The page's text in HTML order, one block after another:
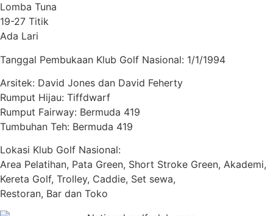
Lomba Tuna
19-27 Titik
Ada Lari
Tanggal Pembukaan Klub Golf Nasional: 1/1/1994
Arsitek: David Jones dan David Feherty
Rumput Hijau: Tiffdwarf
Rumput Fairway: Bermuda 419
Tumbuhan Teh: Bermuda 419
Lokasi Klub Golf Nasional:
Area Pelatihan, Pata Green, Short Stroke Green, Akademi,
Kereta Golf, Trolley, Caddie, Set sewa,
Restoran, Bar dan Toko